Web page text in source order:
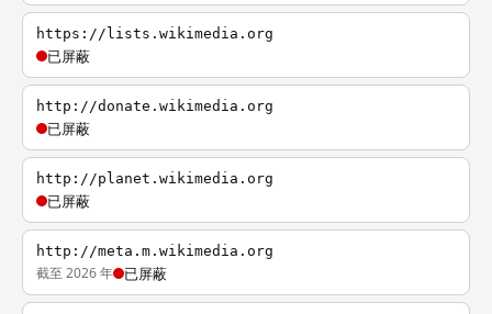
https://lists.wikimedia.org
已屏蔽
http://donate.wikimedia.org
已屏蔽
http://planet.wikimedia.org
已屏蔽
http://meta.m.wikimedia.org
截至 2026 年 已屏蔽